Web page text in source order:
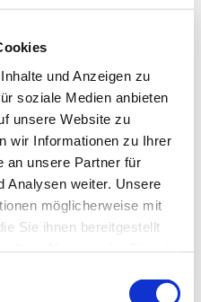
und Anzeigen zu
soziale Medien anbieten
unsere Website zu
wir Informationen zu Ihrer
an unsere Partner für
Analysen weiter. Unsere
möglicherweise mit
Sie ihnen bereitgestellt